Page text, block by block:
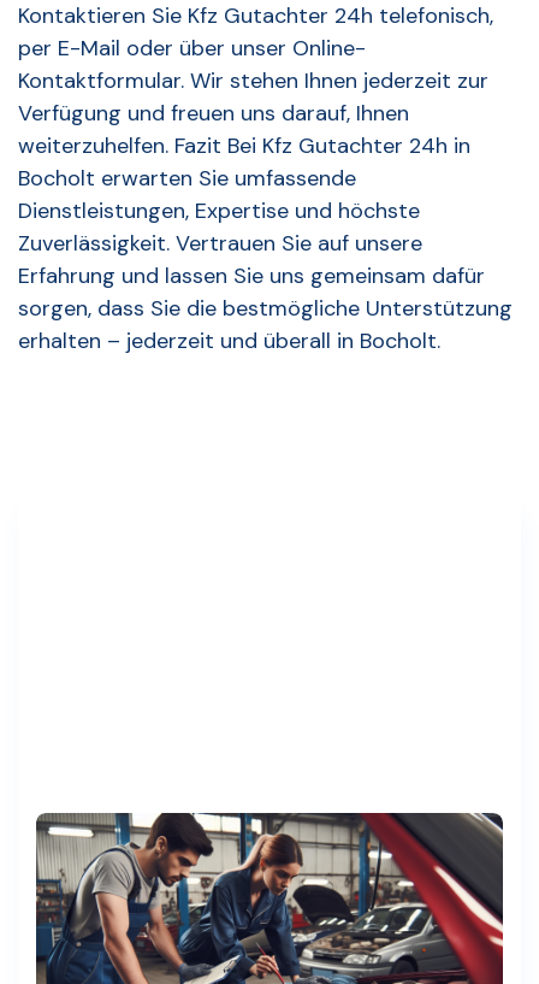
Kontaktieren Sie Kfz Gutachter 24h telefonisch,
per E-Mail oder über unser Online-
Kontaktformular. Wir stehen Ihnen jederzeit zur
Verfügung und freuen uns darauf, Ihnen
weiterzuhelfen. Fazit Bei Kfz Gutachter 24h in
Bocholt erwarten Sie umfassende
Dienstleistungen, Expertise und höchste
Zuverlässigkeit. Vertrauen Sie auf unsere
Erfahrung und lassen Sie uns gemeinsam dafür
sorgen, dass Sie die bestmögliche Unterstützung
erhalten – jederzeit und überall in Bocholt.